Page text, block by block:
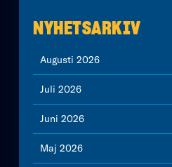
NYHETSARKIV
Augusti 2026
Juli 2026
Juni 2026
Maj 2026